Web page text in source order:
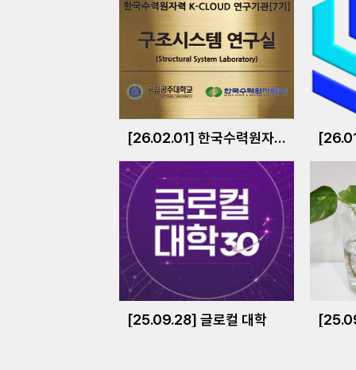
[26.02.01] 한국수력원자력 K-CLOUD 연구기관
[25.09.28] 글로컬 대학